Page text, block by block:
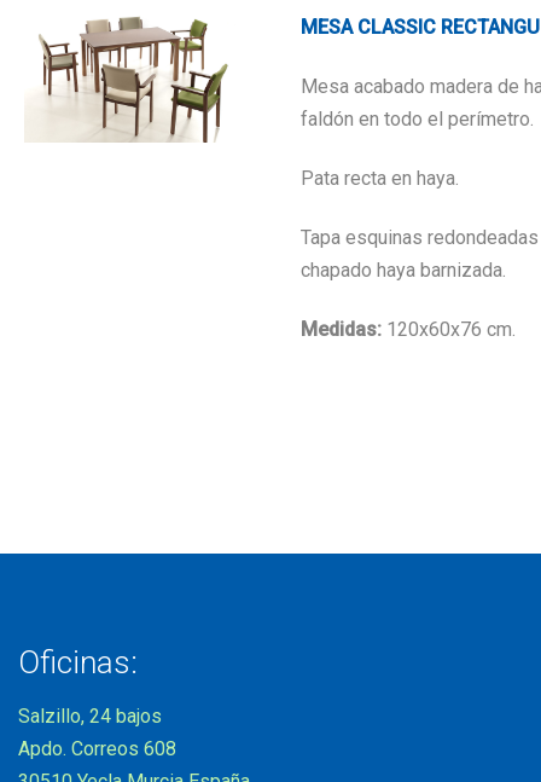
MESA CLASSIC
Mesa acabado madera de
faldón en todo el perímetro.
Pata recta en haya.
Tapa esquinas
chapado haya barnizada.
Medidas: 120x60x76 cm.
Oficinas:
Salzillo, 24 bajos
Apdo. Correos 608